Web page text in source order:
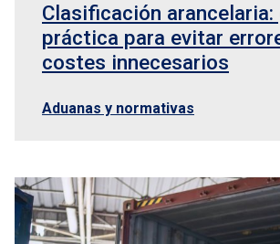
Clasificación arancelaria:
práctica para evitar
costes innecesarios
Aduanas y normativas